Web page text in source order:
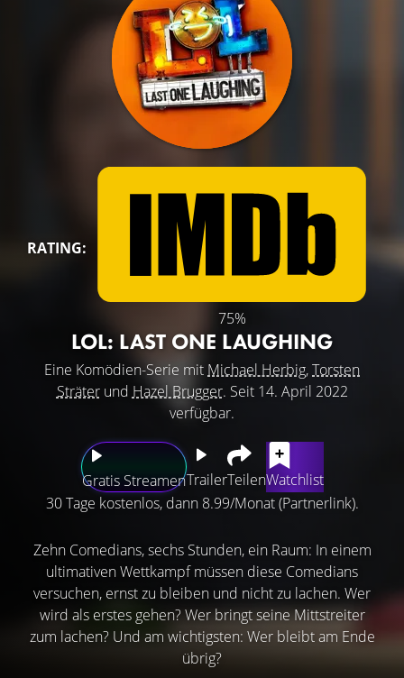
RATING:
75%
LOL: LAST ONE LAUGHING
Eine Komödien-Serie mit Michael Herbig,Torsten
Sträterund Hazel Brugger. Seit 14. April 2022
verfügbar.
Gratis StreamenTrailerTeilenWatchlist
30 Tage kostenlos, dann 8.99/Monat (Partnerlink).
Zehn Comedians, sechs Stunden, ein Raum: In einem
ultimativen Wettkampf müssen diese Comedians
versuchen, ernst zu bleiben und nicht zu lachen. Wer
wird als erstes gehen? Wer bringt seine Mittstreiter
zum lachen? Und am wichtigsten: Wer bleibt am Ende
übrig?